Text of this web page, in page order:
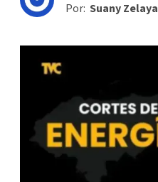
Por: Suany Zelaya